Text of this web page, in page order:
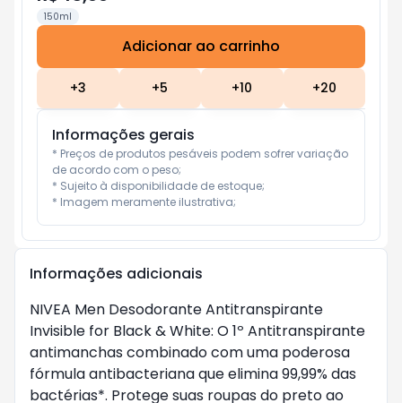
150ml
Adicionar ao carrinho
+3 +5 +10 +20
Informações gerais
* Preços de produtos pesáveis podem sofrer variação
de acordo com o peso;
* Sujeito à disponibilidade de estoque;
* Imagem meramente ilustrativa;
Informações adicionais
NIVEA Men Desodorante Antitranspirante
Invisible for Black & White: O 1º Antitranspirante
antimanchas combinado com uma poderosa
fórmula antibacteriana que elimina 99,99% das
bactérias*. Protege suas roupas do preto ao